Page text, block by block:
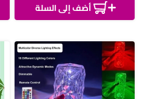
أضف إلى السلة